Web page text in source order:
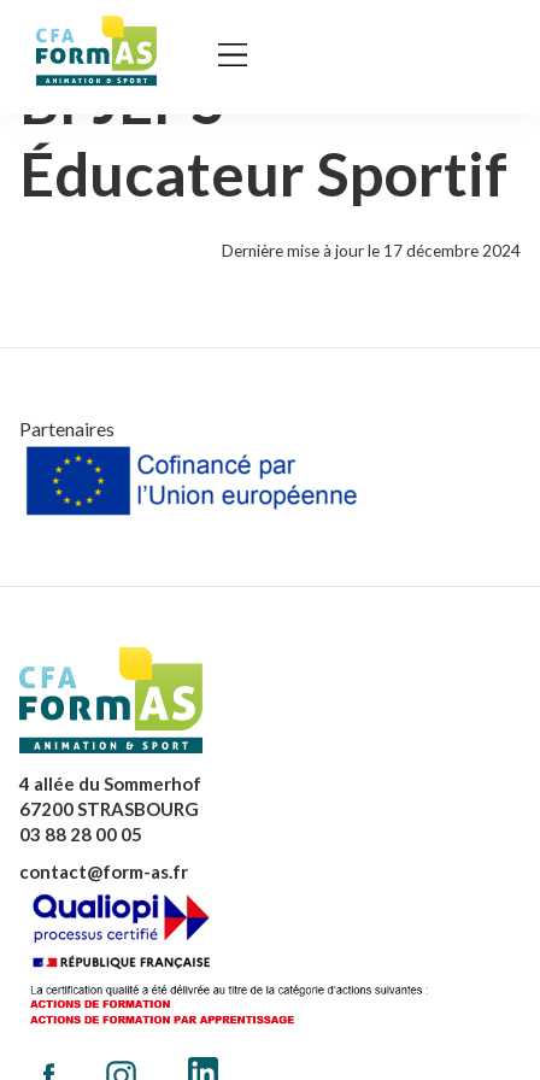
BPJEPS
Éducateur Sportif
Dernière mise à jour le 17 décembre 2024
4 allée du Sommerhof
67200 STRASBOURG
03 88 28 00 05
contact@form-as.fr
Partenaires